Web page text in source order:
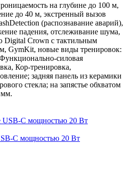
на глубине до 100 м,
до 40 м, экстренный вызов
(распознавание аварий),
падения, отслеживание шума,
Digital Crown с тактильным
GymKit, новые виды тренировок:
силовая
Кор‑тренировка,
задняя панель из керамики
стекла; на запястье обхватом
мм.
мощностью 20 Вт